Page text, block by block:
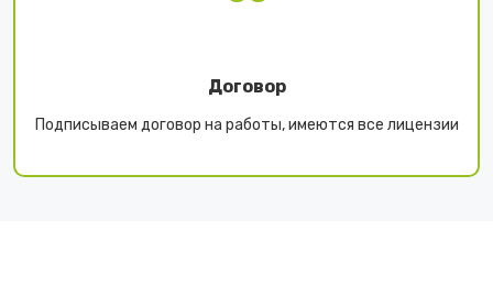
Договор
Подписываем договор на работы, имеются все лицензии